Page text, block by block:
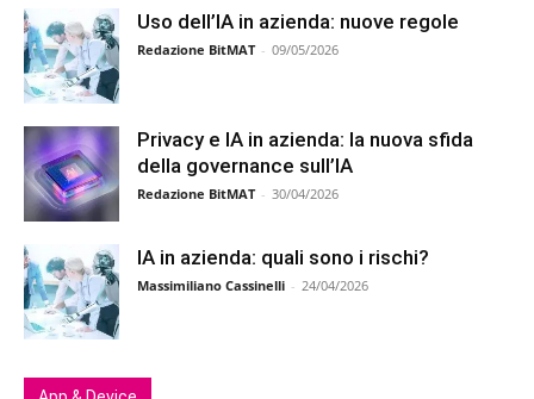
Uso dell’IA in azienda: nuove regole
Redazione BitMAT - 09/05/2026
Privacy e IA in azienda: la nuova sfida
della governance sull’IA
Redazione BitMAT - 30/04/2026
IA in azienda: quali sono i rischi?
Massimiliano Cassinelli - 24/04/2026